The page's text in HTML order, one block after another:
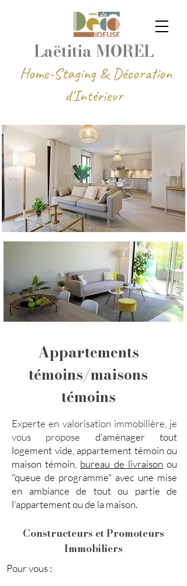
Laëtitia MOREL
Home-Staging & Décoration
d'Intérieur
Appartements
témoins/maisons
témoins
Experte en valorisation immobilière, je
vous propose d'aménagertout
logement vide, appartement témoin ou
maison témoin, bureau de livraison ou
"queue de programme" avec une mise
en ambiance de tout ou partie de
l'appartement ou de la maison.
Constructeurs et Promoteurs
Immobiliers
Pour vous :